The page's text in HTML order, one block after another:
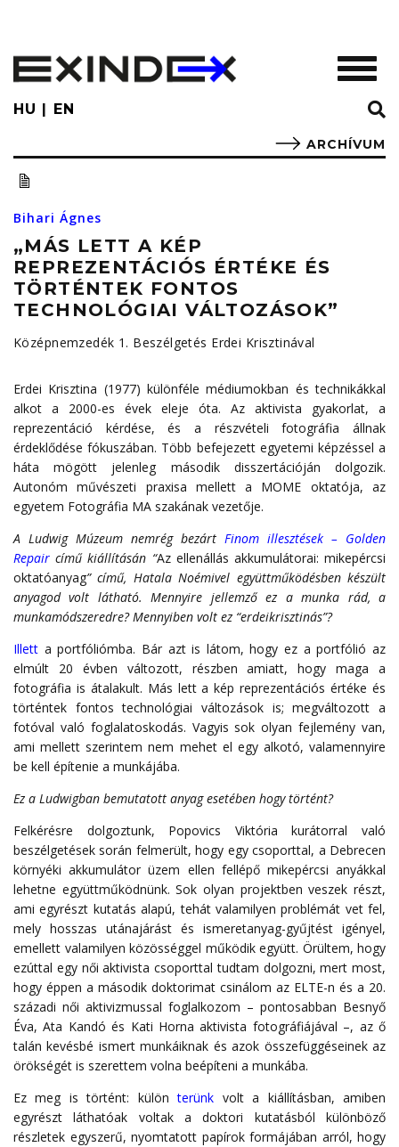
main
content
HU EN
ARCHÍVUM
Bihari Ágnes
„MÁS LETT A KÉP
REPREZENTÁCIÓS ÉRTÉKE ÉS
TÖRTÉNTEK FONTOS
TECHNOLÓGIAI VÁLTOZÁSOK”
Középnemzedék 1. Beszélgetés Erdei Krisztinával
Erdei Krisztina (1977) különféle médiumokban és technikákkal
alkot a 2000-es évek eleje óta. Az aktivista gyakorlat, a
reprezentáció kérdése, és a részvételi fotográfia állnak
érdeklődése fókuszában. Több befejezett egyetemi képzéssel a
háta mögött jelenleg második disszertációján dolgozik.
Autonóm művészeti praxisa mellett a MOME oktatója, az
egyetem Fotográfia MA szakának vezetője.
A Ludwig Múzeum nemrég bezárt Finom illesztések – Golden
Repair című kiállításán “Az ellenállás akkumulátorai: mikepércsi
oktatóanyag” című, Hatala Noémivel együttműködésben készült
anyagod volt látható. Mennyire jellemző ez a munka rád, a
munkamódszeredre? Mennyiben volt ez “erdeikrisztinás”?
Illett a portfóliómba. Bár azt is látom, hogy ez a portfólió az
elmúlt 20 évben változott, részben amiatt, hogy maga a
fotográfia is átalakult. Más lett a kép reprezentációs értéke és
történtek fontos technológiai változások is; megváltozott a
fotóval való foglalatoskodás. Vagyis sok olyan fejlemény van,
ami mellett szerintem nem mehet el egy alkotó, valamennyire
be kell építenie a munkájába.
Ez a Ludwigban bemutatott anyag esetében hogy történt?
Felkérésre dolgoztunk, Popovics Viktória kurátorral való
beszélgetések során felmerült, hogy egy csoporttal, a Debrecen
környéki akkumulátor üzem ellen fellépő mikepércsi anyákkal
lehetne együttműködnünk. Sok olyan projektben veszek részt,
ami egyrészt kutatás alapú, tehát valamilyen problémát vet fel,
mely hosszas utánajárást és ismeretanyag-gyűjtést igényel,
emellett valamilyen közösséggel működik együtt. Örültem, hogy
ezúttal egy női aktivista csoporttal tudtam dolgozni, mert most,
hogy éppen a második doktorimat csinálom az ELTE-n és a 20.
századi női aktivizmussal foglalkozom – pontosabban Besnyő
Éva, Ata Kandó és Kati Horna aktivista fotográfiájával –, az ő
talán kevésbé ismert munkáiknak és azok összefüggéseinek az
örökségét is szerettem volna beépíteni a munkába.
Ez meg is történt: különterünk volt a kiállításban, amiben
egyrészt láthatóak voltak a doktori kutatásból különböző
részletek egyszerű, nyomtatott papírok formájában arról, hogy